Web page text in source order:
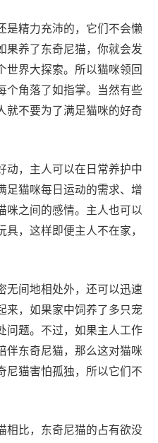
精力充沛的，它们不会懒
果养了东奇尼猫，你就会发
世界大探索。所以猫咪领回
个角落了如指掌。当然有些
就不要为了满足猫咪的好奇
，主人可以在日常养护中
足猫咪每日运动的需求、增
咪之间的感情。主人也可以
，这样即便主人不在家，
间地相处外，还可以迅速
来，如果家中饲养了多只宠
问题。不过，如果主人工作
伴东奇尼猫，那么这对猫咪
尼猫害怕孤独，所以它们不
比，东奇尼猫的占有欲没